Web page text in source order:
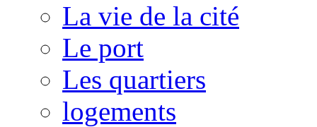
La vie de la cité
Le port
Les quartiers
logements